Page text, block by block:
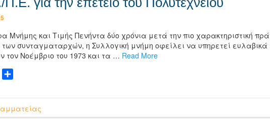
Μνήμης και Τιμής Πενήντα δύο χρόνια μετά την πιο χαρακτηριστική
των συνταγματαρχών, η Συλλογική μνήμη οφείλει να υπηρετεί ευλαβικά
τον Νοέμβριο του 1973 και τα … Read More
Copy